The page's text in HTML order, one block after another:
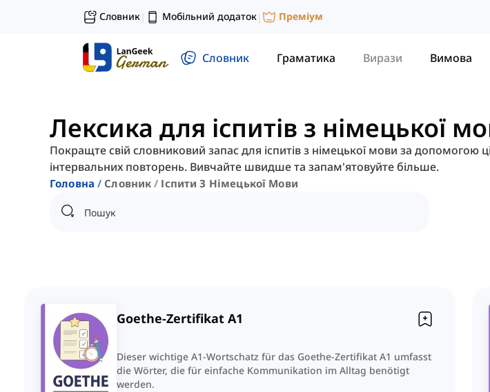
Словник| Мобільний додаток| Преміум
Словник Граматика Вирази Вимова
Лексика для іспитів з німецької
Покращте свій словниковий запас для іспитів з німецької мови за допомогою
інтервальних повторень. Вивчайте швидше та запам'ятовуйте більше.
Головна Словник Іспити З Німецької Мови
Goethe-Zertifikat A1
Dieser wichtige A1-Wortschatz für das Goethe-Zertifikat A1 umfasst
die Wörter, die für einfache Kommunikation im Alltag benötigt
werden.